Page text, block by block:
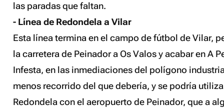
las paradas que faltan.
- Línea de Redondela a Vilar
Esta línea termina en el campo de fútbol de Vilar,
la carretera de Peinador a Os Valos y acabar en A
Infesta, en las inmediaciones del polígono
menos recorrido del que debería, y se podría
Redondela con el aeropuerto de Peinador, que a